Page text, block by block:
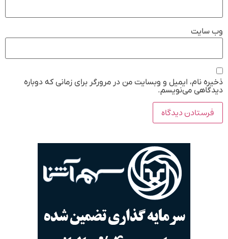
وب‌ سایت
ذخیره نام، ایمیل و وبسایت من در مرورگر برای زمانی که دوباره
دیدگاهی می‌نویسم.